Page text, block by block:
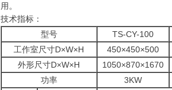
用。
技术指标：
型号 TS-CY-100
工作室尺寸D×W×H
450×450×500
外形尺寸D×W×H
1050×870×1670
功率
3KW